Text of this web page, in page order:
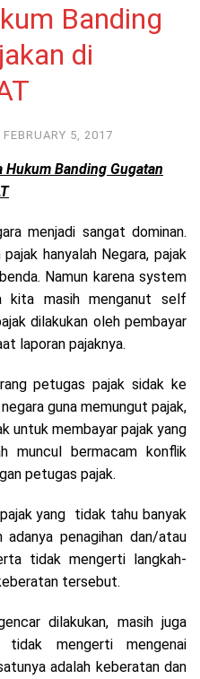
Banding
di
FEBRUARY 5, 2017
Hukum Banding Gugatan
menjadi sangat dominan.
hanyalah Negara, pajak
Namun karena system
kita masih menganut self
dilakukan oleh pembayar
laporan pajaknya.
petugas pajak sidak ke
guna memungut pajak,
untuk membayar pajak yang
muncul bermacam konflik
petugas pajak.
yang tidak tahu banyak
penagihan dan/atau
tidak mengerti langkah-
tersebut.
dilakukan, masih juga
tidak mengerti mengenai
adalah keberatan dan